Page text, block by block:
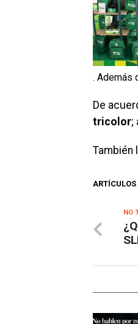
. Además
De
tricolor;
También
ARTÍCULOS
NO